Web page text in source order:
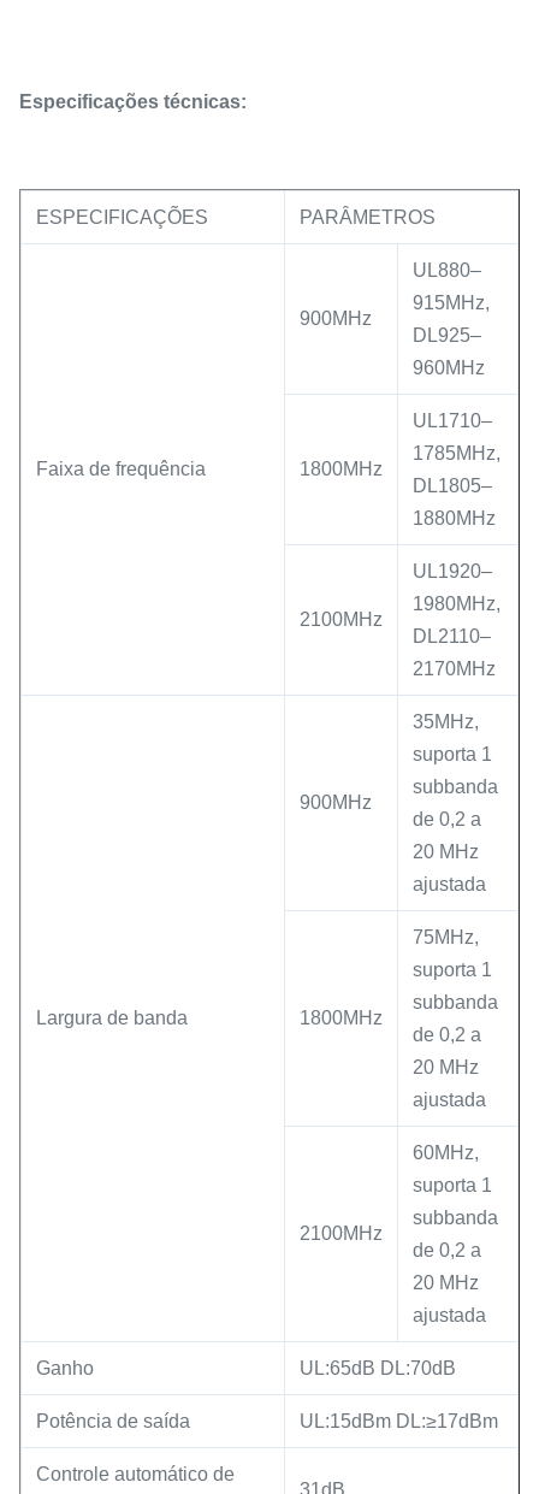
Especificações técnicas:
ESPECIFICAÇÕES PARÂMETROS
Faixa de frequência
900MHz
UL880–
915MHz,
DL925–
960MHz
1800MHz
UL1710–
1785MHz,
DL1805–
1880MHz
2100MHz
UL1920–
1980MHz,
DL2110–
2170MHz
Largura de banda
900MHz
35MHz,
suporta 1
subbanda
de 0,2 a
20 MHz
ajustada
1800MHz
75MHz,
suporta 1
subbanda
de 0,2 a
20 MHz
ajustada
2100MHz
60MHz,
suporta 1
subbanda
de 0,2 a
20 MHz
ajustada
Ganho UL:65dB DL:70dB
Potência de saída UL:15dBm DL:≥17dBm
Controle automático de
31dB